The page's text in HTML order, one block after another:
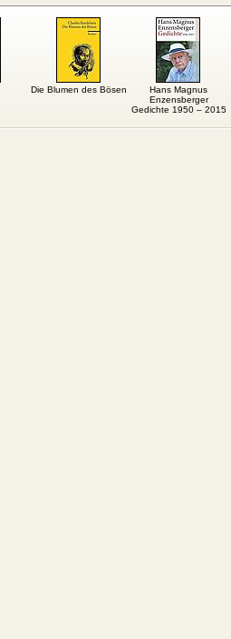
Die Blumen des Bösen
Hans Magnus
Enzensberger
Gedichte 1950 – 2015